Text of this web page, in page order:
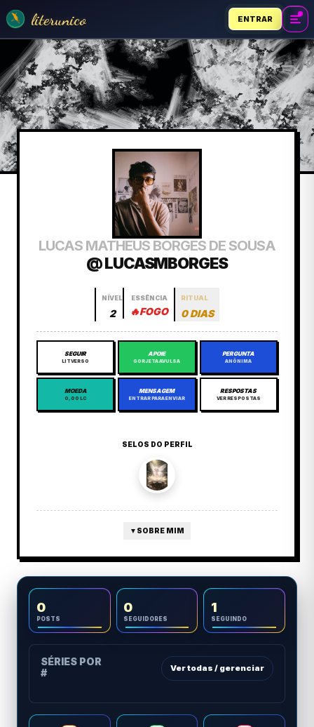
literunico ENTRAR
LUCAS MATHEUS BORGES DE SOUSA
@ LUCASMBORGES
NÍVEL
2
ESSÊNCIA
🔥FOGO
RITUAL
0 DIAS
SEGUIR
LITVERSO
APOIE
GORJETA AVULSA
PERGUNTA
ANÔNIMA
MOEDA
0,00 LC
MENSAGEM
ENTRAR PARA ENVIAR
RESPOSTAS
VER RESPOSTAS
SELOS DO PERFIL
▼ SOBRE MIM
0
POSTS
0
SEGUIDORES
1
SEGUINDO
SÉRIES POR
#
Ver todas / gerenciar